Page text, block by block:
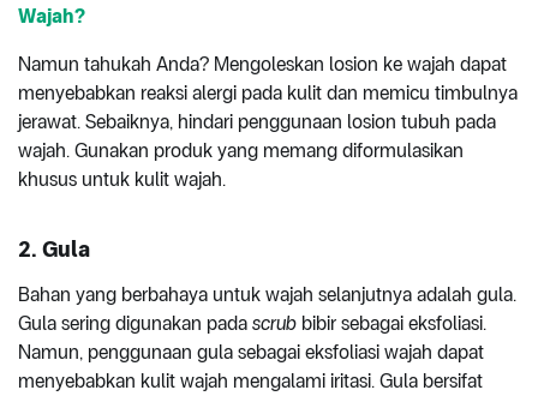
Wajah?
Namun tahukah Anda? Mengoleskan losion ke wajah dapat
menyebabkan reaksi alergi pada kulit dan memicu timbulnya
jerawat. Sebaiknya, hindari penggunaan losion tubuh pada
wajah. Gunakan produk yang memang diformulasikan
khusus untuk kulit wajah.
2. Gula
Bahan yang berbahaya untuk wajah selanjutnya adalah gula.
Gula sering digunakan pada scrub bibir sebagai eksfoliasi.
Namun, penggunaan gula sebagai eksfoliasi wajah dapat
menyebabkan kulit wajah mengalami iritasi. Gula bersifat